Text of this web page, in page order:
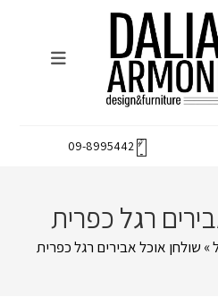
09-8995442
רגל כפרית
» שולחן אוכל אבירים רגל כפרית